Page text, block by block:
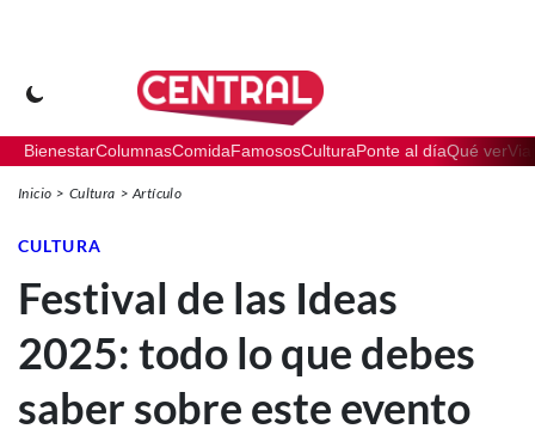
BienestarColumnasComidaFamososCulturaPonte al díaQué ver
Inicio Cultura Artículo
CULTURA
Festival de las Ideas
2025: todo lo que debes
saber sobre este evento